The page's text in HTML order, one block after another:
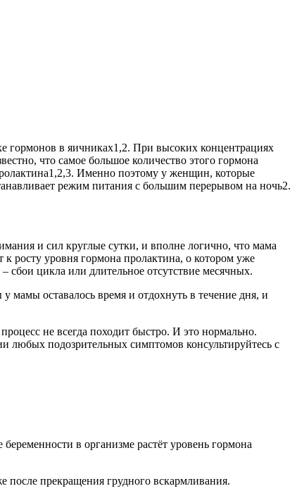
гормонов в яичниках1,2. При высоких концентрациях
что самое большое количество этого гормона
Именно поэтому у женщин, которые
режим питания с большим перерывом на ночь2.
и сил круглые сутки, и вполне логично, что мама
росту уровня гормона пролактина, о котором уже
сбои цикла или длительное отсутствие месячных.
мамы оставалось время и отдохнуть в тече­ние дня, и
не всегда походит быстро. И это нормально.
любых подозрительных симптомов консультируйтесь с
в организме растёт уровень гормона
после прекращения грудного вскармливания.